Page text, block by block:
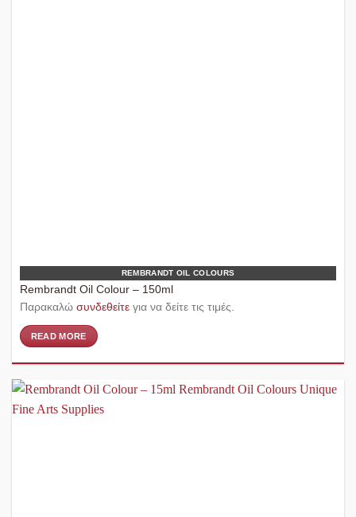
REMBRANDT OIL COLOURS
Rembrandt Oil Colour – 150ml
Παρακαλώ συνδεθείτεγια να δείτε τις τιμές.
READ MORE